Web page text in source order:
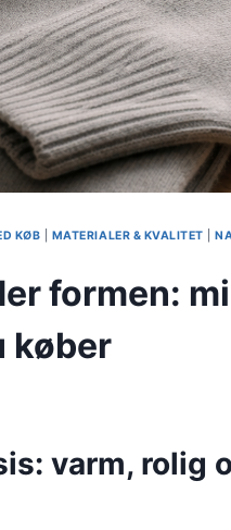
KØB MATERIALER & KVALITET |
formen:
køber
varm, rolig